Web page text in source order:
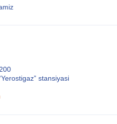
stansiyasi